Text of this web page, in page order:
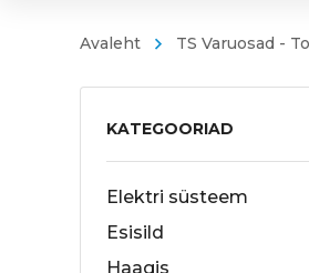
Avaleht TS Varuosad -
KATEGOORIAD
Elektri süsteem
Esisild
Haagis